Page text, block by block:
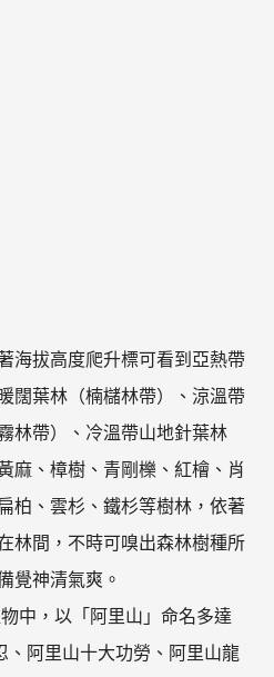
海拔高度爬升標可看到亞熱帶
闊葉林（楠櫧林帶）、涼溫帶
林帶）、冷溫帶山地針葉林
麻、樟樹、青剛櫟、紅檜、肖
柏、雲杉、鐵杉等樹林，依著
林間，不時可嗅出森林樹種所
覺神清氣爽。
中，以「阿里山」命名多達
、阿里山十大功勞、阿里山龍